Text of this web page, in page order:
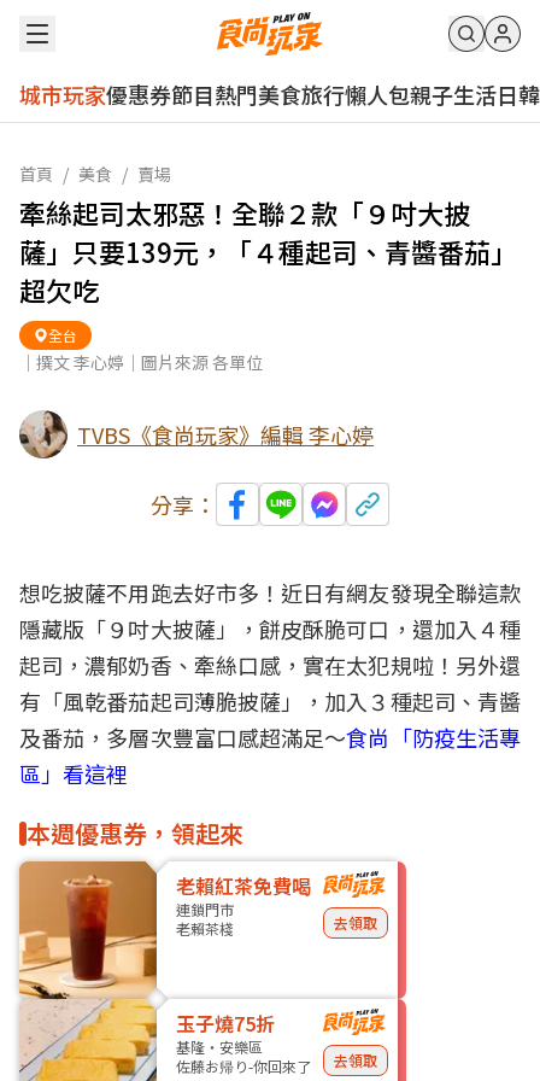
城市玩家優惠券節目熱門美食旅行懶人包親子生活日韓
首頁 / 美食 / 賣場
牽絲起司太邪惡！全聯２款「９吋大披
薩」只要139元，「４種起司、青醬番茄」
超欠吃
全台
｜撰文 李心婷｜圖片來源 各單位
TVBS《食尚玩家》編輯 李心婷
分享：
想吃披薩不用跑去好市多！近日有網友發現全聯這款
隱藏版「９吋大披薩」，餅皮酥脆可口，還加入４種
起司 ，濃郁奶香、牽絲口感，實在太犯規啦！另外還
有「風乾番茄起司薄脆披薩」，加入３種起司、青醬
及番茄，多層次豐富口感超滿足～食尚「防疫生活專
區」看這裡
本週優惠券，領起來
老賴紅茶免費喝
連鎖門市
老賴茶棧
去領取
玉子燒75折
基隆・安樂區
佐藤お帰り-你回來了
去領取